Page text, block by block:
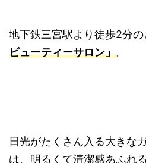
地下鉄三宮駅より徒歩2分
ビューティーサロン」。
日光がたくさん入る大きな
は、明るくて清潔感あふれ